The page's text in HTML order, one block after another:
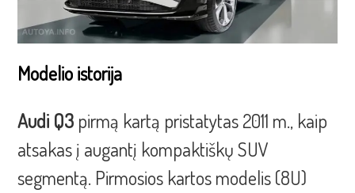
Modelio istorija
Audi Q3 pirmą kartą pristatytas 2011 m., kaip
atsakas į augantį kompaktiškų SUV
segmentą. Pirmosios kartos modelis (8U)